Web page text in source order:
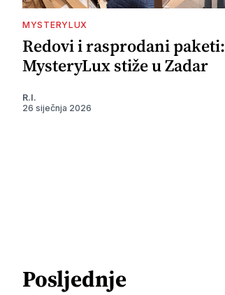
MYSTERYLUX
Redovi i rasprodani paketi:
MysteryLux stiže u Zadar
R.I.
26 siječnja 2026
Posljednje